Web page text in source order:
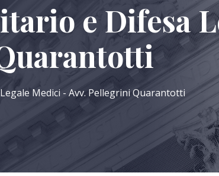
e Difesa
Medici - Avv. Pellegrini Quarantotti